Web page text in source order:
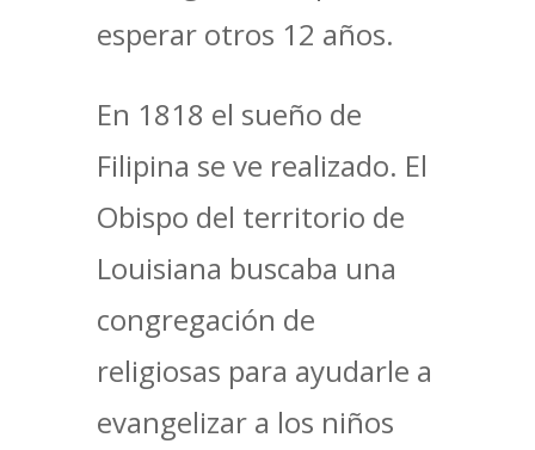
esperar otros 12 años.
En 1818 el sueño de
Filipina se ve realizado. El
Obispo del territorio de
Louisiana buscaba una
congregación de
religiosas para ayudarle a
evangelizar a los niños